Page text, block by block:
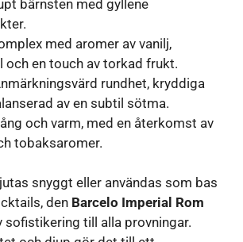
bärnsten med gyllene
med aromer av vanilj,
och en touch av torkad frukt.
rundhet, kryddiga
av en subtil sötma.
och varm, med en återkomst av
tobaksaromer.
snyggt eller användas som bas
den Barcelo Imperial Rom
sofistikering till alla provningar.